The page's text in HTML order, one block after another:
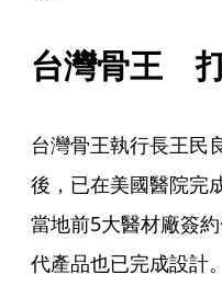
台灣骨王　
台灣骨王執行長王民
後，已在美國醫院完
當地前5大醫材廠簽
代產品也已完成設計。